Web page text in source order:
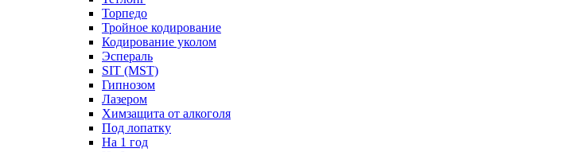
Торпедо
Тройное кодирование
Кодирование уколом
Эспераль
SIT (MST)
Гипнозом
Лазером
Химзащита от алкоголя
Под лопатку
На 1 год